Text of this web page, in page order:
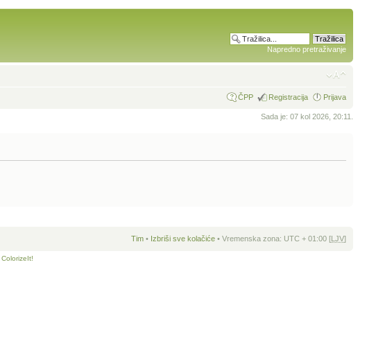
Napredno pretraživanje
ČPP Registracija Prijava
Sada je: 07 kol 2026, 20:11.
Tim • Izbriši sve kolačiće • Vremenska zona: UTC + 01:00 [LJV]
ColorizeIt!